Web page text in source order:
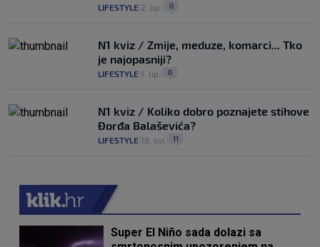
LIFESTYLE 2. lip. 0
N1 kviz / Zmije, meduze, komarci... Tko
je najopasniji?
LIFESTYLE 1. lip. 0
N1 kviz / Koliko dobro poznajete stihove
Đorđa Balaševića?
LIFESTYLE 18. svi. 11
Super El Niño sada dolazi sa